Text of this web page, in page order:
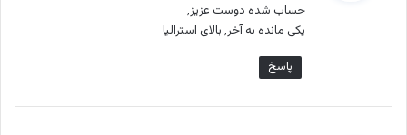
:
حساب شده دوست عزیز٬
یکی مانده به آخر٬ بالای استرالیا
پاسخ